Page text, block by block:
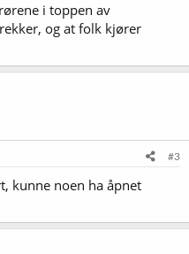
i toppen av
og at folk kjører
#3
kunne noen ha åpnet